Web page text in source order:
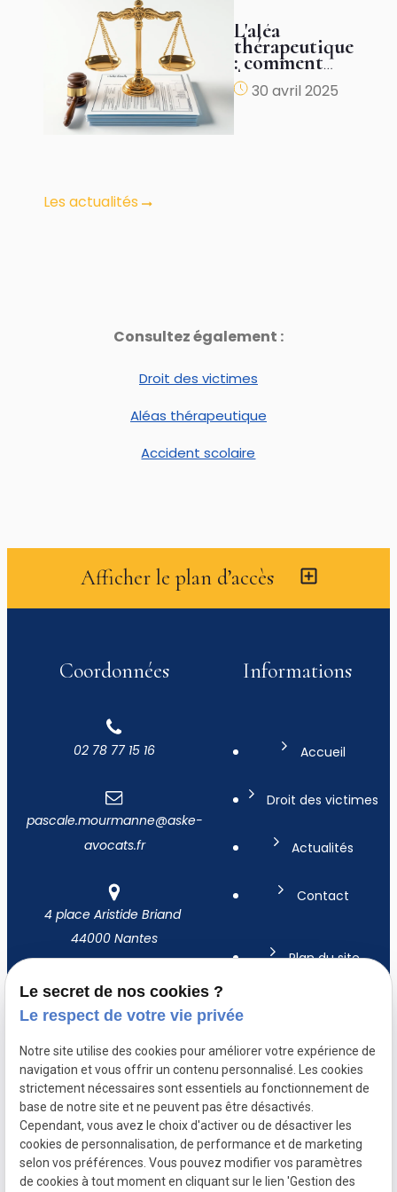
L'aléa
thérapeutique
: comment
être
justement
indemnisé ?
30 avril 2025
Les actualités
Consultez également :
Droit des victimes
Aléas thérapeutique
Accident scolaire
Afficher le plan d’accès
Coordonnées
02 78 77 15 16
pascale.mourmanne@aske-
avocats.fr
4 place Aristide Briand
44000 Nantes
Informations
Accueil
Droit des victimes
Actualités
Contact
Plan du site
Politique de
confidentialité
Gestion des
cookies
Le secret de nos cookies ?
Le respect de votre vie privée
Notre site utilise des cookies pour améliorer votre expérience de
navigation et vous offrir un contenu personnalisé. Les cookies
strictement nécessaires sont essentiels au fonctionnement de
base de notre site et ne peuvent pas être désactivés.
Cependant, vous avez le choix d'activer ou de désactiver les
cookies de personnalisation, de performance et de marketing
selon vos préférences. Vous pouvez modifier vos paramètres
de cookies à tout moment en cliquant sur le lien 'Gestion des